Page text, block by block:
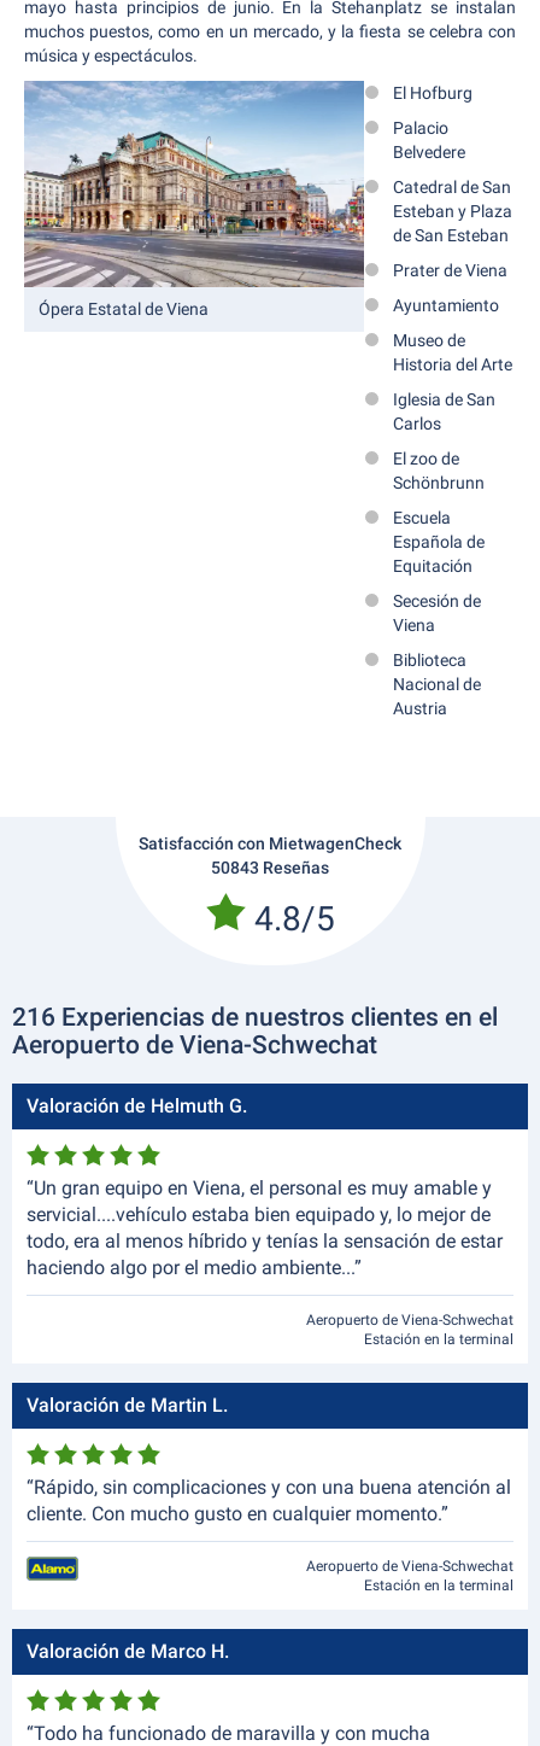
mayo hasta principios de junio. En la Stehanplatz se instalan
muchos puestos, como en un mercado, y la fiesta se celebra con
música y espectáculos.
Ópera Estatal de Viena
El Hofburg
Palacio
Belvedere
Catedral de San
Esteban y Plaza
de San Esteban
Prater de Viena
Ayuntamiento
Museo de
Historia del Arte
Iglesia de San
Carlos
El zoo de
Schönbrunn
Escuela
Española de
Equitación
Secesión de
Viena
Biblioteca
Nacional de
Austria
Satisfacción con MietwagenCheck
50843 Reseñas
4.8/5
216 Experiencias de nuestros clientes en el
Aeropuerto de Viena-Schwechat
Valoración de Helmuth G.
“Un gran equipo en Viena, el personal es muy amable y
servicial....vehículo estaba bien equipado y, lo mejor de
todo, era al menos híbrido y tenías la sensación de estar
haciendo algo por el medio ambiente...”
Aeropuerto de Viena-Schwechat
Estación en la terminal
Valoración de Martin L.
“Rápido, sin complicaciones y con una buena atención al
cliente. Con mucho gusto en cualquier momento.”
Aeropuerto de Viena-Schwechat
Estación en la terminal
Valoración de Marco H.
“Todo ha funcionado de maravilla y con mucha